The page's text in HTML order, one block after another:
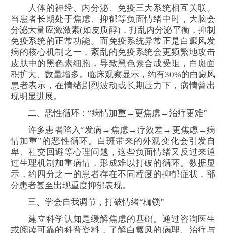
人体的神经、内分泌、免疫三大系统相互关联。
当患者长期处于焦虑、抑郁等负面情绪中时，大脑会
分泌大量应激激素(如皮质醇)，打乱内分泌平衡，抑制
免疫系统的正常功能。而免疫系统异常正是白癜风发
病的核心机制之一，紊乱的免疫系统会更频繁地攻击
皮肤中的黑色素细胞，导致黑色素合成受阻，白斑面
积扩大、数量增多。临床观察显示，约有30%的白癜风
患者表示，在情绪剧烈波动或长期压力下，病情曾出
现明显进展。
二、恶性循环：“病情加重→更焦虑→治疗更难”
许多患者陷入“发病→焦虑→疗效差→更焦虑→病
情加重”的恶性循环。白斑带来的外观变化会引发自
卑、社交回避等心理问题，这些负面情绪又反过来通
过生理机制加重病情，形成难以打破的循环。数据显
示，约四分之一的患者存在不同程度的抑郁症状，部
分患者甚至出现重度抑郁表现。
三、学会自我调节，打破情绪“枷锁”
建立科学认知是缓解焦虑的基础。通过咨询医生
或阅读可靠的科普资料，了解白癜风的病理、治疗与